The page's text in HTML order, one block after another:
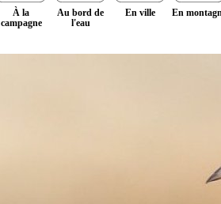
À la
campagne
Au bord de
l'eau
En ville En